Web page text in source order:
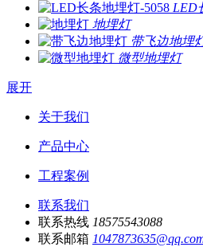
LED
地埋灯
带飞边地埋
微型地埋灯
展开
关于我们
产品中心
工程案例
联系我们
联系热线 18575543088
联系邮箱